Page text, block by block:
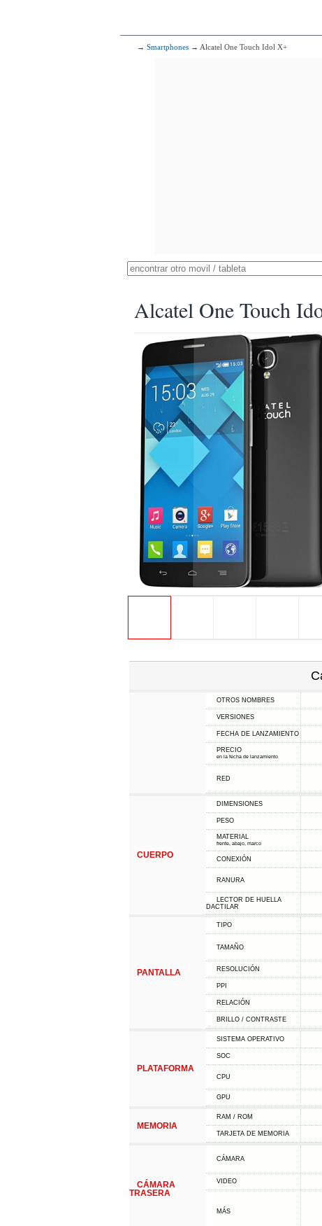
→ Smartphones → Alcatel One Touch Idol X+
Alcatel One Touch
OTROS NOMBRES
VERSIONES
FECHA DE LANZAMIENTO
PRECIO
en la fecha de lanzamiento
RED
CUERPO
DIMENSIONES
PESO
MATERIAL
frente, abajo, marco
CONEXIÓN
RANURA
LECTOR DE HUELLA
DACTILAR
PANTALLA
TIPO
TAMAÑO
RESOLUCIÓN
PPI
RELACIÓN
BRILLO / CONTRASTE
PLATAFORMA
SISTEMA OPERATIVO
SOC
CPU
GPU
MEMORIA
RAM / ROM
TARJETA DE MEMORIA
CÁMARA
TRASERA
CÁMARA
VIDEO
MÁS